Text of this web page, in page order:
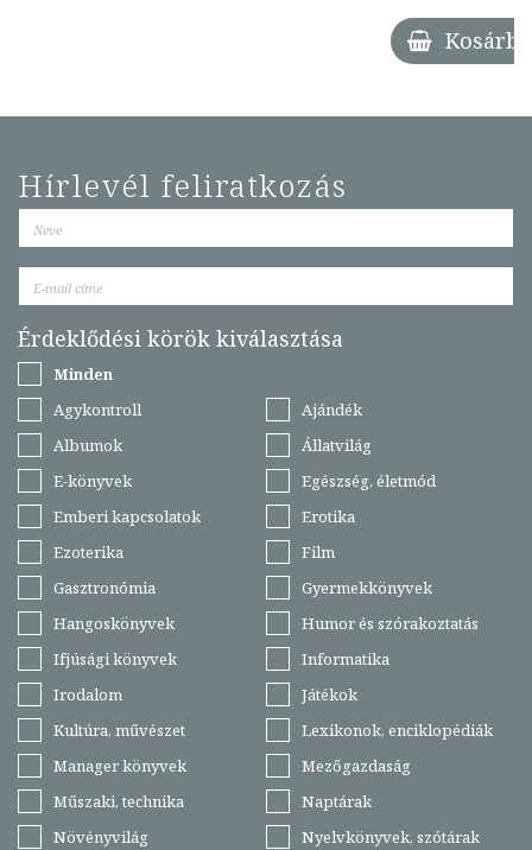
Kosárba
Hírlevél feliratkozás
Érdeklődési körök kiválasztása
Minden
Agykontroll
Ajándék
Albumok
Állatvilág
E-könyvek
Egészség, életmód
Emberi kapcsolatok
Erotika
Ezoterika
Film
Gasztronómia
Gyermekkönyvek
Hangoskönyvek
Humor és szórakoztatás
Ifjúsági könyvek
Informatika
Irodalom
Játékok
Kultúra, művészet
Lexikonok, enciklopédiák
Manager könyvek
Mezőgazdaság
Műszaki, technika
Naptárak
Növényvilág
Nyelvkönyvek, szótárak